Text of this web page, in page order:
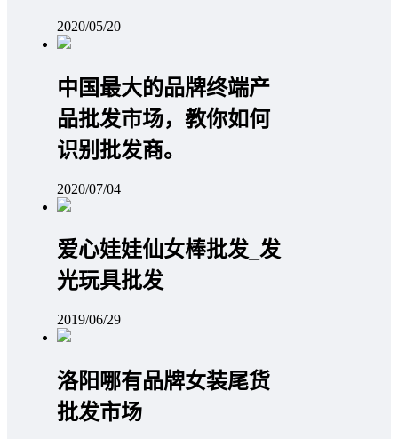
2020/05/20
中国最大的品牌终端产
品批发市场，教你如何
识别批发商。
2020/07/04
爱心娃娃仙女棒批发_发
光玩具批发
2019/06/29
洛阳哪有品牌女装尾货
批发市场